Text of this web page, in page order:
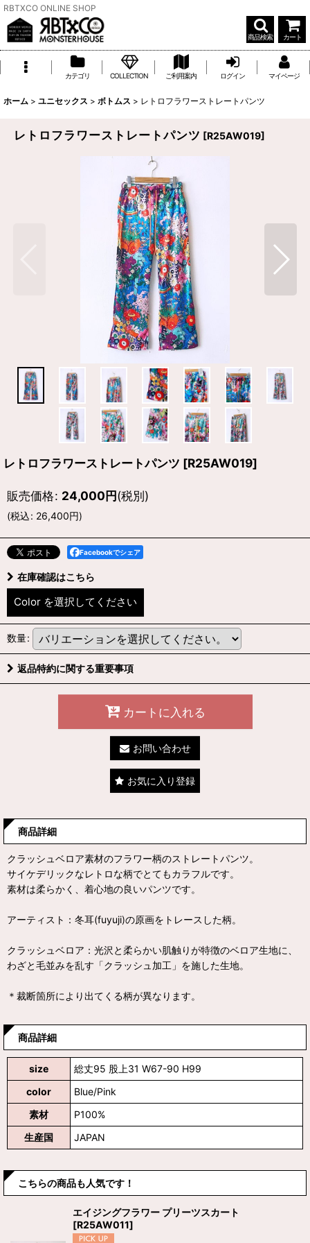
RBTXCO ONLINE SHOP
商品検索 カート
カテゴリ COLLECTION ご利用案内 ログイン マイページ
ホーム > ユニセックス > ボトムス > レトロフラワーストレートパンツ
レトロフラワーストレートパンツ [R25AW019]
レトロフラワーストレートパンツ [R25AW019]
販売価格: 24,000円(税別)
(税込: 26,400円)
Facebookでシェア
在庫確認はこちら
Color を選択してください
数量:
返品特約に関する重要事項
カートに入れる
お問い合わせ
お気に入り登録
商品詳細
クラッシュベロア素材のフラワー柄のストレートパンツ。
サイケデリックなレトロな柄でとてもカラフルです。
素材は柔らかく、着心地の良いパンツです。
アーティスト：冬耳(fuyuji)の原画をトレースした柄。
クラッシュベロア：光沢と柔らかい肌触りが特徴のベロア生地に、
わざと毛並みを乱す「クラッシュ加工」を施した生地。
＊裁断箇所により出てくる柄が異なります。
商品詳細
size
総丈95 股上31 W67-90 H99
color
Blue/Pink
素材
P100%
生産国
JAPAN
こちらの商品も人気です！
エイジングフラワー プリーツスカート
[R25AW011]